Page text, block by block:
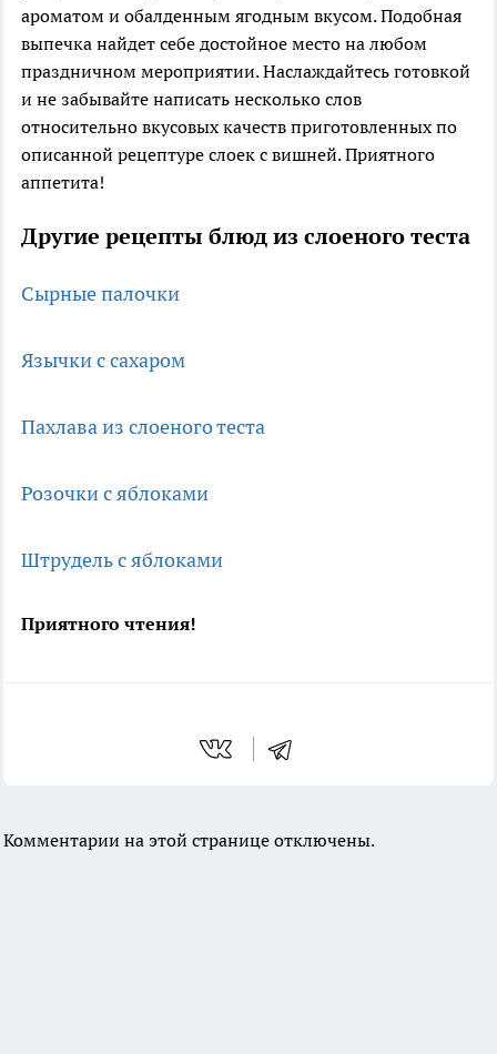
ароматом и обалденным ягодным вкусом. Подобная
выпечка найдет себе достойное место на любом
праздничном мероприятии. Наслаждайтесь готовкой
и не забывайте написать несколько слов
относительно вкусовых качеств приготовленных по
описанной рецептуре слоек с вишней. Приятного
аппетита!
Другие рецепты блюд из слоеного теста
Сырные палочки
Язычки с сахаром
Пахлава из слоеного теста
Розочки с яблоками
Штрудель с яблоками
Приятного чтения!
Комментарии на этой странице отключены.